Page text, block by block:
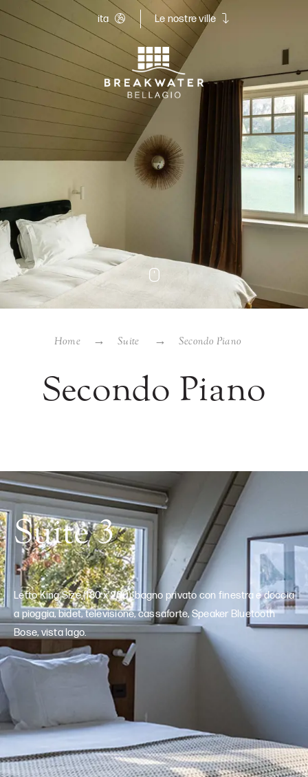
ita Le nostre ville
Home Suite Secondo Piano
Secondo Piano
Suite 3
Letto King Size (180 x 200), bagno privato con finestra e doccia
a pioggia, bidet, televisione, cassaforte, Speaker Bluetooth
Bose, vista lago.